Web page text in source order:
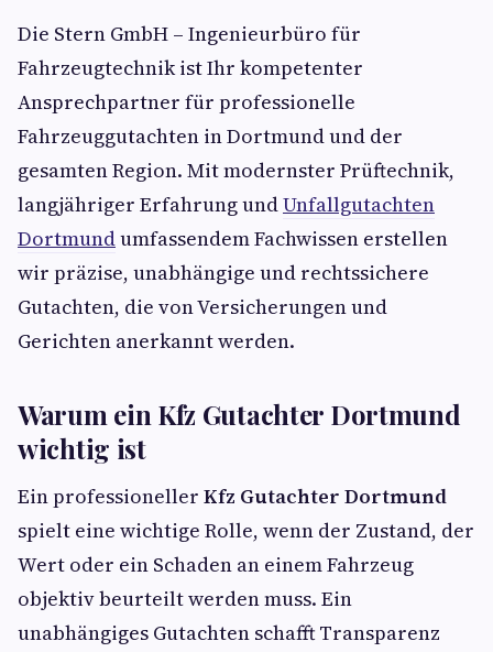
Die Stern GmbH – Ingenieurbüro für
Fahrzeugtechnik ist Ihr kompetenter
Ansprechpartner für professionelle
Fahrzeuggutachten in Dortmund und der
gesamten Region. Mit modernster Prüftechnik,
langjähriger Erfahrung undUnfallgutachten
Dortmundumfassendem Fachwissen erstellen
wir präzise, unabhängige und rechtssichere
Gutachten, die von Versicherungen und
Gerichten anerkannt werden.
Warum ein Kfz Gutachter Dortmund
wichtig ist
Ein professioneller Kfz Gutachter Dortmund
spielt eine wichtige Rolle, wenn der Zustand, der
Wert oder ein Schaden an einem Fahrzeug
objektiv beurteilt werden muss. Ein
unabhängiges Gutachten schafft Transparenz